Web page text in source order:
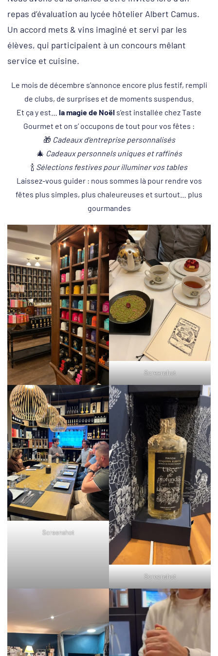
repas d’évaluation au lycée hôtelier Albert Camus.
Un accord mets & vins imaginé et servi par les
élèves, qui participaient à un concours mêlant
service et cuisine.
Le mois de décembre s’annonce encore plus festif, rempli
de clubs, de surprises et de moments suspendus.
Et ça y est… la magie de Noël s’est installée chez Taste
Gourmet et on s’ occupons de tout pour vos fêtes :
🎁 Cadeaux d’entreprise personnalisés
🎄 Cadeaux personnels uniques et raffinés
🍾 Sélections festives pour illuminer vos tables
Laissez-vous guider : nous sommes là pour rendre vos
fêtes plus simples, plus chaleureuses et surtout… plus
gourmandes
Screenshot
Screenshot
Screenshot